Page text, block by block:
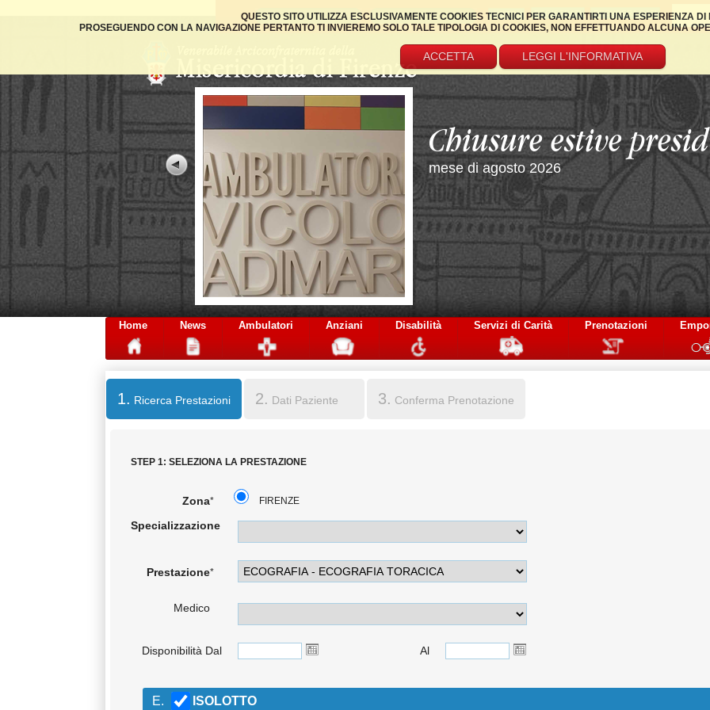
QUESTO SITO UTILIZZA ESCLUSIVAMENTE COOKIES TECNICI PER GARANTIRTI UNA ESPERIENZA DI
PROSEGUENDO CON LA NAVIGAZIONE PERTANTO TI INVIEREMO SOLO TALE TIPOLOGIA DI COOKIES, NON EFFETTUANDO ALCUNA
ACCETTA LEGGI L'INFORMATIVA
REGISTRATI RECUPERA DATI
Servizio di
certificazione
dei disturbi dell’apprendimento e deficit
Home News Ambulatori Anziani Disabilità Servizi di Carità Prenotazioni
1. Ricerca Prestazioni 2. Dati Paziente 3. Conferma Prenotazione
STEP 1: SELEZIONA LA PRESTAZIONE
Zona* FIRENZE
Specializzazione
Prestazione*
Medico
Disponibilità Dal Al
E. ISOLOTTO